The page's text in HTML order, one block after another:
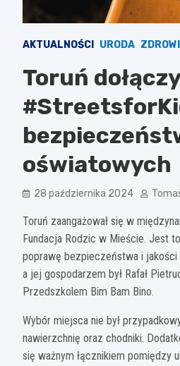
AKTUALNOŚCI URODA
Toruń
oświatowych
28 października 2024
Toruń zaangażował się w
Fundacja Rodzic w Mieście. Jest
poprawę bezpieczeństwa i jakości
a jej gospodarzem był Rafał
Przedszkolem Bim Bam Bino.
Wybór miejsca nie był
nawierzchnię oraz chodniki.
się ważnym łącznikiem pomiędzy